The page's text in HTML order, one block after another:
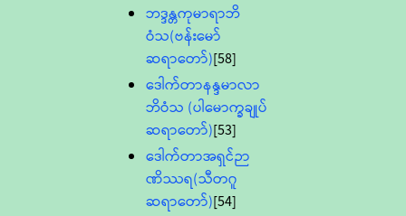
ဘဒ္ဒန္တကုမာရာဘိ
ဝံသ(ဗန်းမော်
ဆရာတော်)[58]
ဒေါက်တာနန္ဒမာလာ
ဘိဝံသ (ပါမောက္ခချုပ်
ဆရာတော်)[53]
ဒေါက်တာအရှင်ဉာ
ဏိဿရ(သီတဂူ
ဆရာတော်)[54]